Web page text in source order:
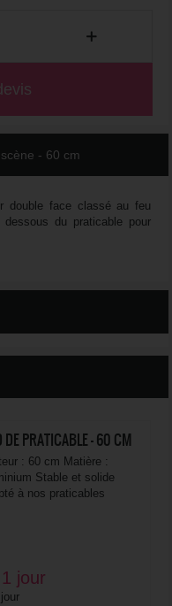
- 60 cm
double face classé au feu
du praticable pour
DE PRATICABLE - 60 CM
: 60 cm Matière :
Stable et solide
à nos praticables
jour